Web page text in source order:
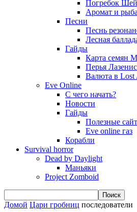
Погребок
Аромат и рыба
Песни
Песнь
Лесная
Гайды
Карта семян
Перья
Валюта в Lost
Eve Online
С чего начать?
Новости
Гайды
Полезные
Eve online газ
Корабли
Survival horror
Dead by Daylight
Маньяки
Project Zomboid
Домой Цари гробниц последователи